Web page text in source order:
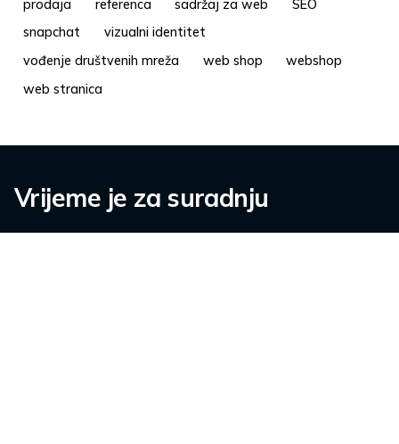
prodaja
referenca sadržaj za web
SEO
snapchat
vizualni identitet
vođenje društvenih mreža
web shop
webshop
web stranica
Vrijeme je za suradnju